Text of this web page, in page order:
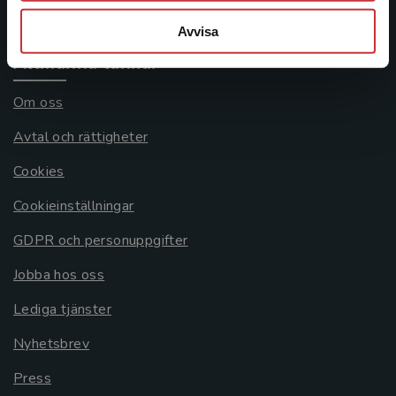
Avvisa
Systemkrav
Allmänna länkar
Om oss
Avtal och rättigheter
Cookies
Cookieinställningar
GDPR och personuppgifter
Jobba hos oss
Lediga tjänster
Nyhetsbrev
Press